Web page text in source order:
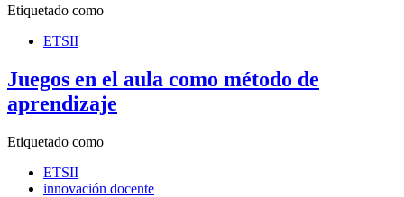
Etiquetado como
ETSII
Juegos en el aula como método de
aprendizaje
Etiquetado como
ETSII
innovación docente